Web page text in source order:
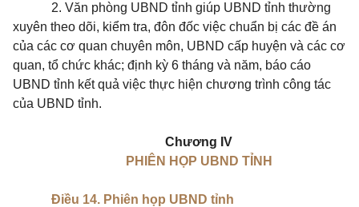
2. Văn phòng UBND tỉnh giúp UBND tỉnh thường
xuyên theo dõi, kiểm tra, đôn đốc việc chuẩn bị các đề án
của các cơ quan chuyên môn, UBND cấp huyện và các cơ
quan, tổ chức khác; định kỳ 6 tháng và năm, báo cáo
UBND tỉnh kết quả việc thực hiện chương trình công tác
của UBND tỉnh.
Chương IV
PHIÊN HỌP UBND TỈNH
Điều 14. Phiên họp UBND tỉnh